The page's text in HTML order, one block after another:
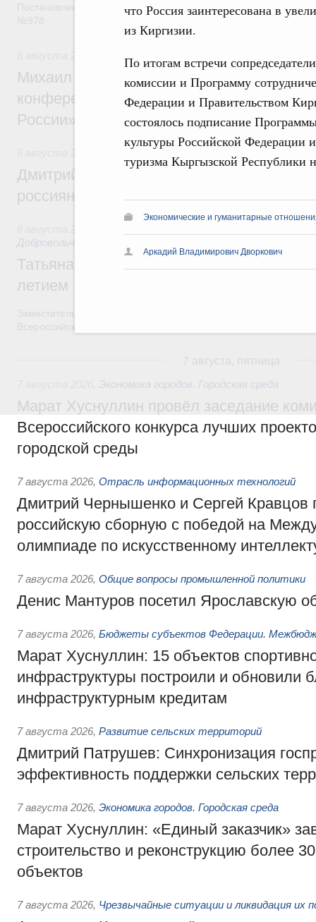
что Россия заинтересована в
из Киргизии.
По итогам встречи
комиссии и Программу
Федерации и Правительством
состоялось подписание
культуры Российской
туризма Кыргызской Республики
Экономические и гуманитарные
Аркадий Владимирович Дворкович
Постановление от 5 августа 2026 года
Михаил Мишустин дал поручения по
конференции «Цифровая индустрия
России»
Спорт высших достижений и массовый
Дмитрий Чернышенко и Михаил
россиян с Днём физкультурника
Добровольчество и волонтёрство. Благотворительность
Татьяна Голикова поздравила
летием
Экономика городов. Городская среда
Марат Хуснуллин провёл заседание
Всероссийского конкурса лучших
городской среды
7 августа 2026, Отрасль информационных технологий
Дмитрий Чернышенко и Сергей Кравцов
российскую сборную с победой на
олимпиаде по искусственному
7 августа 2026, Общие вопросы промышленной политики
Денис Мантуров посетил Ярославскую
7 августа 2026, Бюджеты субъектов Федерации.
Марат Хуснуллин: 15 объектов
инфраструктуры построили и обновили
инфраструктурным кредитам
7 августа 2026, Развитие сельских территорий
Дмитрий Патрушев: Синхронизация
эффективность поддержки сельских
7 августа 2026, Экономика городов. Городская среда
Марат Хуснуллин: «Единый заказчик»
строительство и реконструкцию более
объектов
7 августа 2026, Чрезвычайные ситуации и ликвидация их